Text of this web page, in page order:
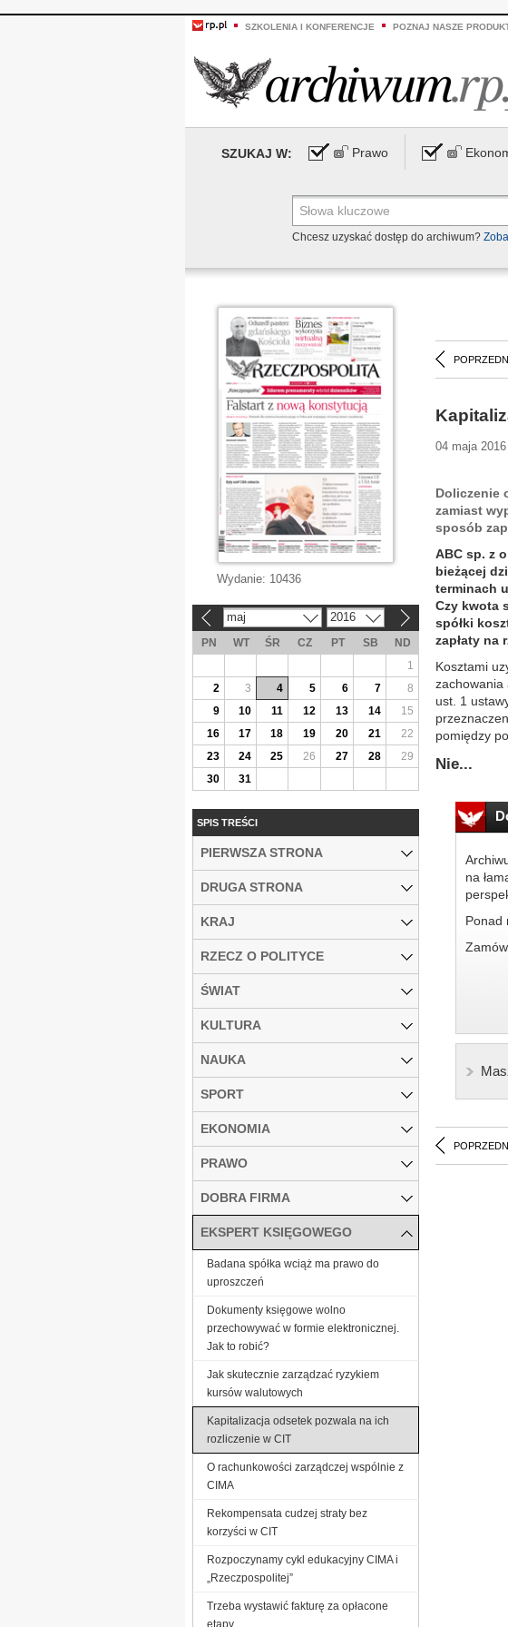
SZKOLENIA I KONFERENCJE POZNAJ NASZE
SZUKAJ W: Prawo
Chcesz uzyskać dostęp do archiwum?
04 maja
Doliczenie
zamiast
sposób
ABC sp. z
bieżącej
terminach
Czy kwota
spółki
zapłaty na
Kosztami
zachowania
ust. 1
pomiędzy
Nie...
na
Ponad
Wydanie: 10436
maj 2016
PN WT ŚR CZ PT SB
ND
1
2
3 4 5 6 7
8
9
10 11 12 13 14
15
16
17 18 19 20 21
22
23
24 25 26 27 28
29
30
31
SPIS TREŚCI
PIERWSZA STRONA
DRUGA STRONA
KRAJ
RZECZ O POLITYCE
ŚWIAT
KULTURA
NAUKA
SPORT
EKONOMIA
PRAWO
DOBRA FIRMA
EKSPERT KSIĘGOWEGO
Badana spółka wciąż ma prawo do
uproszczeń
Dokumenty księgowe wolno
przechowywać w formie elektronicznej.
Jak to robić?
Jak skutecznie zarządzać ryzykiem
kursów walutowych
Kapitalizacja odsetek pozwala na ich
rozliczenie w CIT
O rachunkowości zarządczej wspólnie z
CIMA
Rekompensata cudzej straty bez
korzyści w CIT
Rozpoczynamy cykl edukacyjny CIMA i
„Rzeczpospolitej”
Trzeba wystawić fakturę za opłacone
etapy